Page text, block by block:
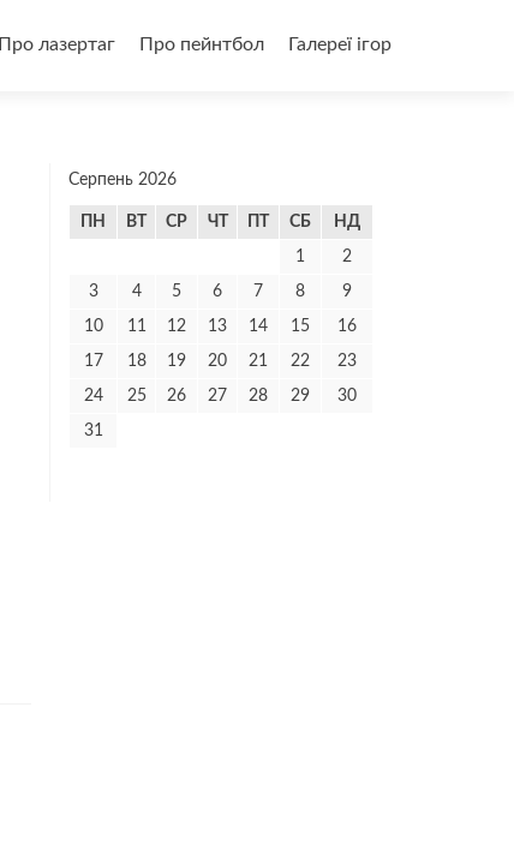
Про лазертаг Про пейнтбол Галереї ігор
Серпень 2026
ПН ВТ СР ЧТ СБ НД
1 2
3 4 5 6 7 8 9
10 11 12 13 14 15 16
17 18 19 20 21 22 23
24 25 26 27 28 29 30
31